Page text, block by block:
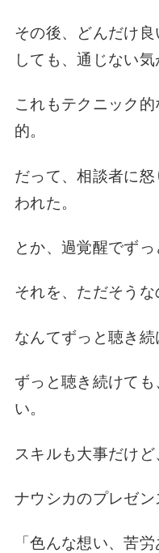
その後、 どんだけ良
しても、通じない気
これもテクニック的
的。
だって、相談者に怒
われた。
とか、 過覚醒でずっ
それを、 ただそうな
なんてずっと聴き続
ずっと聴き続けても
い。
スキルも大事だけど
ナウシカのプレゼン
「色んな想い、苦労